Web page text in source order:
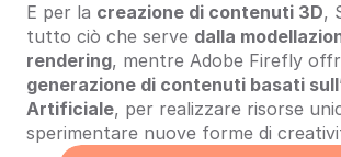
E per la creazione di contenuti 3D,
tutto ciò che serve dalla
rendering
generazione di contenuti basati
Artificiale, per realizzare risorse
sperimentare nuove forme di